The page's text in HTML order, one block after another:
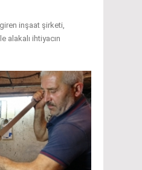
inşaat şirketi,
alakalı ihtiyacın